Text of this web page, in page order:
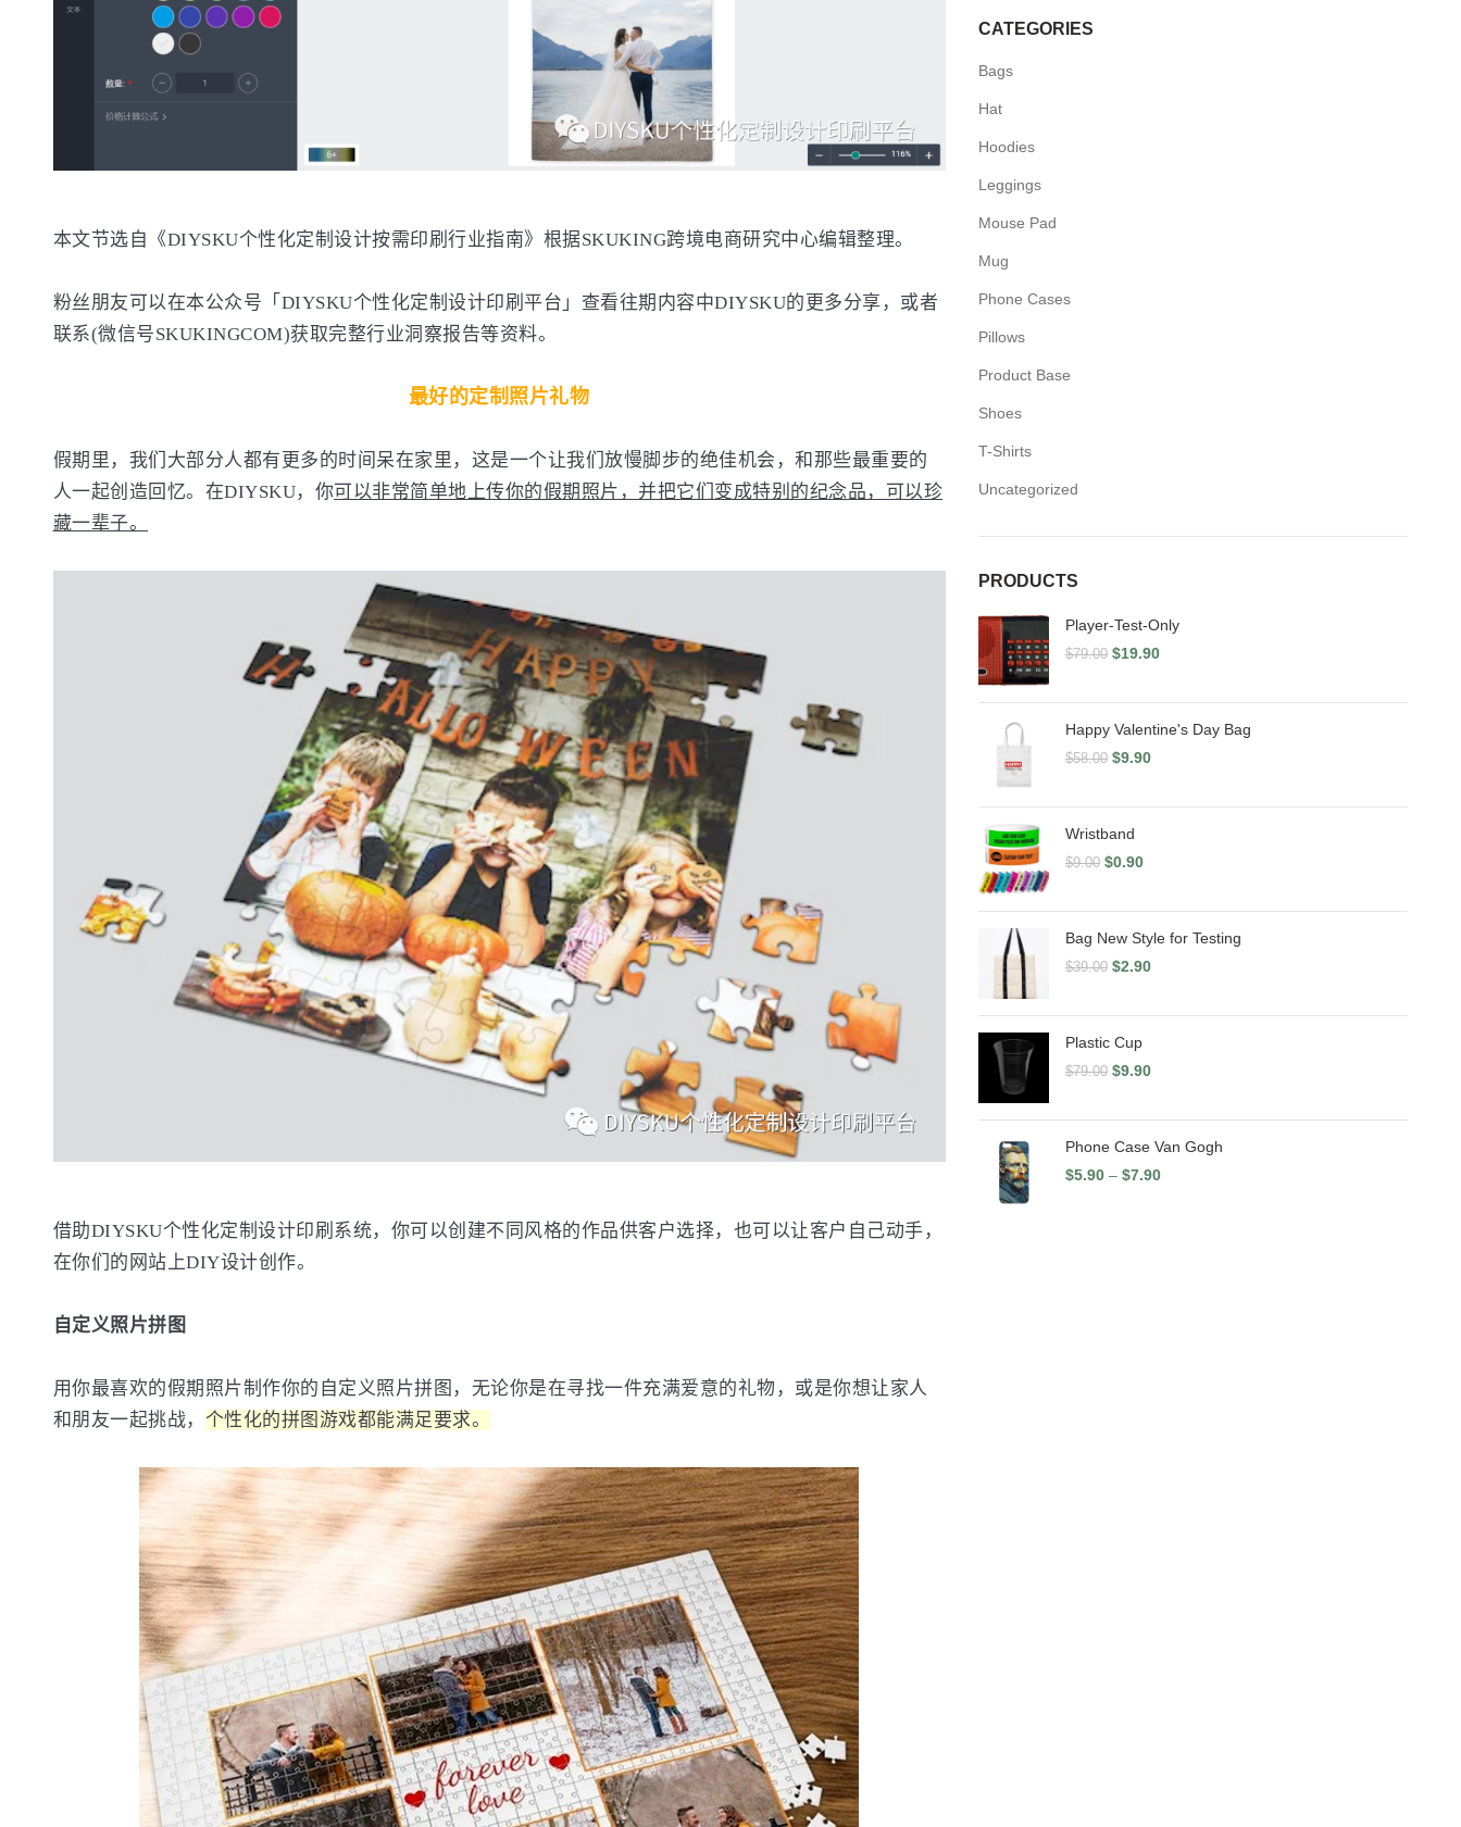
本文节选自《DIYSKU个性化定制设计按需印刷行业指南》根据SKUKING跨境电商研究中心编辑整理。
粉丝朋友可以在本公众号「DIYSKU个性化定制设计印刷平台」查看往期内容中DIYSKU的更多分享，或者
联系(微信号SKUKINGCOM)获取完整行业洞察报告等资料。
最好的定制照片礼物
假期里，我们大部分人都有更多的时间呆在家里，这是一个让我们放慢脚步的绝佳机会，和那些最重要的
人一起创造回忆。在DIYSKU，你可以非常简单地上传你的假期照片，并把它们变成特别的纪念品，可以珍
藏一辈子。
借助DIYSKU个性化定制设计印刷系统，你可以创建不同风格的作品供客户选择，也可以让客户自己动手，
在你们的网站上DIY设计创作。
自定义照片拼图
用你最喜欢的假期照片制作你的自定义照片拼图，无论你是在寻找一件充满爱意的礼物，或是你想让家人
和朋友一起挑战， 个性化的拼图游戏都能满足要求。
CATEGORIES
Bags
Hat
Hoodies
Leggings
Mouse Pad
Mug
Phone Cases
Pillows
Product Base
Shoes
T-Shirts
Uncategorized
PRODUCTS
Player-Test-Only
$79.00 $19.90
Happy Valentine's Day Bag
$58.00 $9.90
Wristband
$9.00 $0.90
Bag New Style for Testing
$39.00 $2.90
Plastic Cup
$79.00 $9.90
Phone Case Van Gogh
$5.90– $7.90